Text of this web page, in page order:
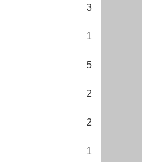
3
1
5
2
2
1